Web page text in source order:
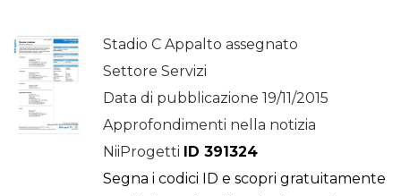
Stadio C Appalto assegnato
Settore Servizi
Data di pubblicazione 19/11/2015
Approfondimenti nella notizia
NiiProgetti ID 391324
Segna i codici ID e scopri gratuitamente